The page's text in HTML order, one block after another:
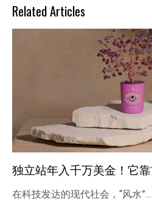
Related Articles
独立站年入千万美金！它
在科技发达的现代社会，“风水”…